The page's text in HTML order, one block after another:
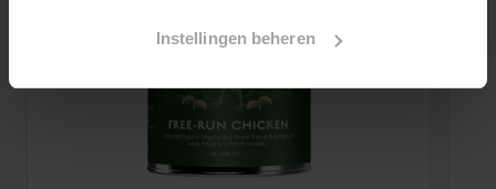
Instellingen beheren
van mineralen die jodium bevatten die de
schildklierfunctie en de controle van de
stofwisseling ondersteunen.